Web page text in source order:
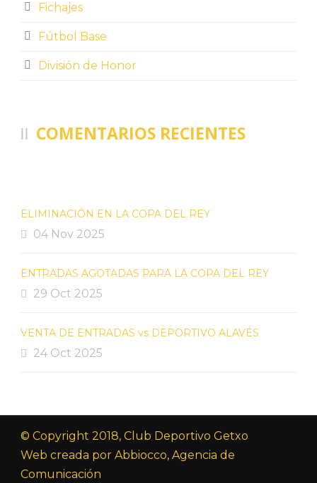
Fichajes
Fútbol Base
División de Honor
COMENTARIOS RECIENTES
ELIMINACIÓN EN LA COPA DEL REY
04 Nov 2025
ENTRADAS AGOTADAS PARA LA COPA DEL REY
29 Oct 2025
VENTA DE ENTRADAS vs DEPORTIVO ALAVÉS
24 Oct 2025
© Copyright 2018, Club Deportivo Getxo
Web creada por Abbiocco, Agencia de
Comunicación